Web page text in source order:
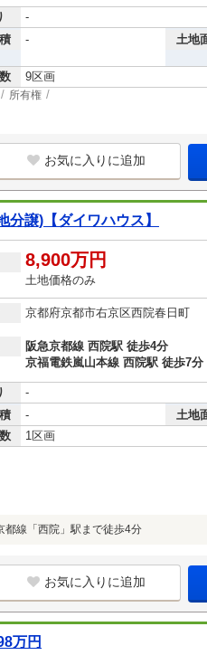
-
- 土地
9区画
所有権
お気に入りに追加
譲)【ダイワハウス】
8,900万円
土地価格のみ
京都府京都市右京区西院春日町
阪急京都線 西院駅 徒歩4分
京福電鉄嵐山本線 西院駅 徒歩7分
-
- 土地
1区画
都線「西院」駅まで徒歩4分
お気に入りに追加
万円